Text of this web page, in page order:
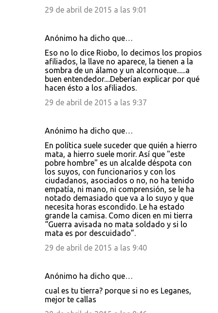
29 de abril de 2015 a las 9:01
Anónimo ha dicho que…
Eso no lo dice Riobo, lo decimos los propios
afiliados, la llave no aparece, la tienen a la
sombra de un álamo y un alcornoque......a
buen entendedor....Deberían explicar por qué
hacen ésto a los afiliados.
29 de abril de 2015 a las 9:37
Anónimo ha dicho que…
En política suele suceder que quién a hierro
mata, a hierro suele morir. Así que "este
pobre hombre" es un alcalde déspota con
los suyos, con funcionarios y con los
ciudadanos, asociados o no, no ha tenido
empatía, ni mano, ni comprensión, se le ha
notado demasiado que va a lo suyo y que
necesita horas escondido. Le ha estado
grande la camisa. Como dicen en mi tierra
“Guerra avisada no mata soldado y si lo
mata es por descuidado”.
29 de abril de 2015 a las 9:40
Anónimo ha dicho que…
cual es tu tierra? porque si no es Leganes,
mejor te callas